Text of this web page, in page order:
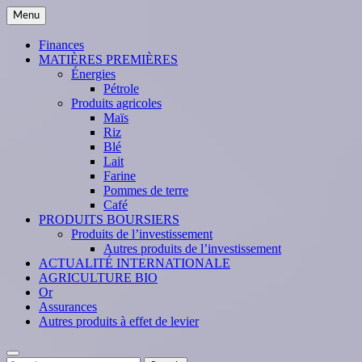
Skip
to
content
Menu
Finances
MATIÈRES PREMIÈRES
Énergies
Pétrole
Produits agricoles
Maïs
Riz
Blé
Lait
Farine
Pommes de terre
Café
PRODUITS BOURSIERS
Produits de l’investissement
Autres produits de l’investissement
ACTUALITÉ INTERNATIONALE
AGRICULTURE BIO
Or
Assurances
Autres produits à effet de levier
Search